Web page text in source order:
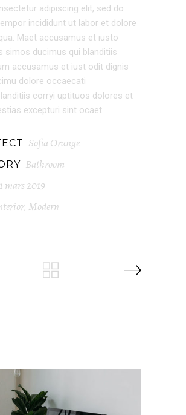
adipiscing elit, sed do
incididunt ut labor et dolore
Maet accusamus et iusto
simos ducimus qui blanditiis
accusamus et iust odit dignis
dolore occaecati
corryi uptituos dolores et
excepturi sint ocaet.
Sofia Orange
Bathroom
mars 2019
, Modern